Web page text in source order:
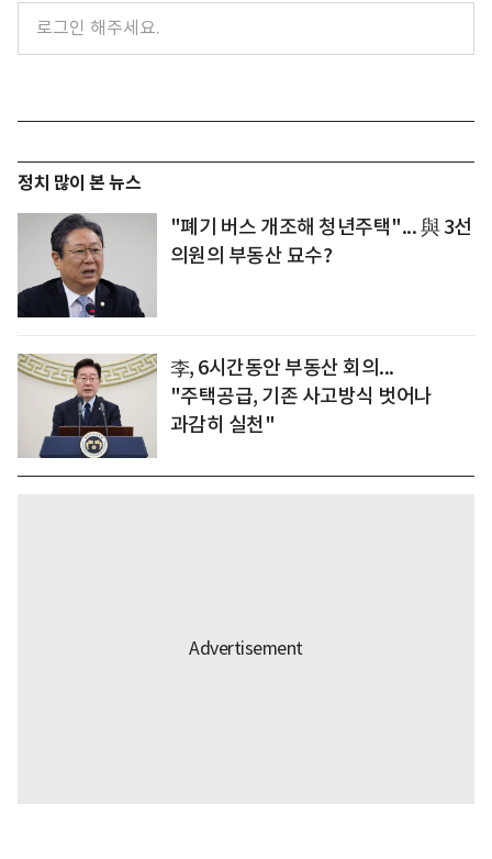
정치 많이 본 뉴스
"폐기 버스 개조해 청년주택"... 與 3선
의원의 부동산 묘수?
李, 6시간동안 부동산 회의...
"주택공급, 기존 사고방식 벗어나
과감히 실천"